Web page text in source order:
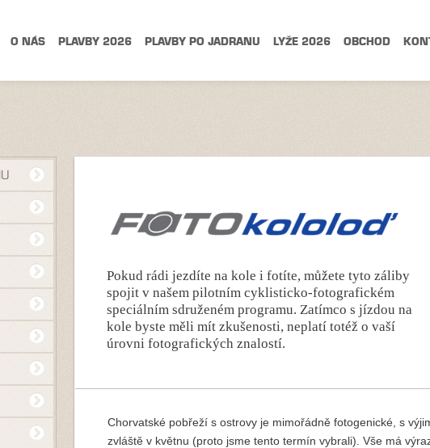
O NÁS PLAVBY 2026 PLAVBY PO JADRANU LYŽE 2026 OBCHOD
FOTOKOLOLOĎ
Pokud rádi jezdíte na kole i fotíte, můžete tyto záliby
spojit v našem pilotním cyklisticko-fotografickém
speciálním sdruženém programu. Zatímco s jízdou na
kole byste měli mít zkušenosti, neplatí totéž o vaší
úrovni fotografických znalostí.
Chorvatské pobřeží s ostrovy je mimořádně fotogenické, s
zvláště v květnu (proto jsme tento termín vybrali). Vše má